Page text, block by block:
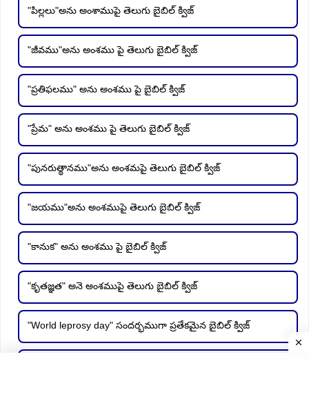
"పిల్లలు"అను అంశాముపై తెలుగు బైబిల్ క్విజ్
"జీవము"అను అంశము పై తెలుగు బైబిల్ క్విజ్
"ప్రతిఫలము" అను అంశము పై బైబిల్ క్విజ్
"ప్రేమ" అను అంశము పై తెలుగు బైబిల్ క్విజ్
"పునరుత్థానము"అను అంశమపై తెలుగు బైబిల్ క్విజ్
"జయము"అను అంశముపై తెలుగు బైబిల్ క్విజ్
"కానుక" అను అంశము పై బైబిల్ క్విజ్
"కృతజ్ఞత" అనె అంశముపై తెలుగు బైబిల్ క్విజ్
"World leprosy day" సందర్భముగా ప్రతేకమైన బైబిల్ క్విజ్